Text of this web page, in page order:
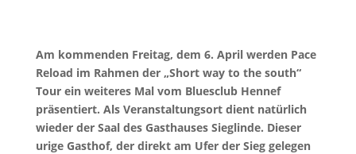
Am kommenden Freitag, dem 6. April werden Pace
Reload im Rahmen der „Short way to the south“
Tour ein weiteres Mal vom Bluesclub Hennef
präsentiert. Als Veranstaltungsort dient natürlich
wieder der Saal des Gasthauses Sieglinde. Dieser
urige Gasthof, der direkt am Ufer der Sieg gelegen